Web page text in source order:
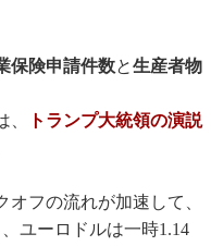
保険申請件数と生産者物
、
トランプ大統領の演説
フの流れが加速して、
ユーロドルは一時1.14